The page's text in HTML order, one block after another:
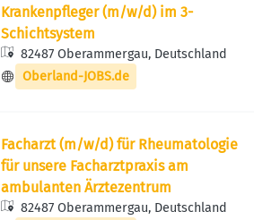
Krankenpfleger (m/w/d) im 3-
Schichtsystem
82487 Oberammergau, Deutschland
Oberland-JOBS.de
Facharzt (m/w/d) für Rheumatologie
für unsere Facharztpraxis am
ambulanten Ärztezentrum
82487 Oberammergau, Deutschland